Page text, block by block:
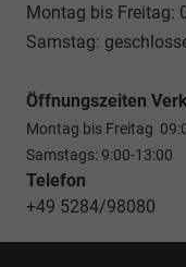
Montag bis Freitag:
Samstag:
Öffnungszeiten
Montag bis Freitag
Samstags: 9:00-13:00
Telefon
+49 5284/98080